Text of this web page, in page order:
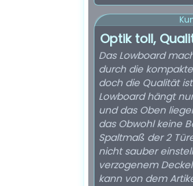
Optik toll,
Das Lowboard
durch die
doch die Qualität
Lowboard hängt
und das Oben
das Obwohl keine
Spaltmaß der 2
nicht sauber
verzogenem Deckel
kann von dem